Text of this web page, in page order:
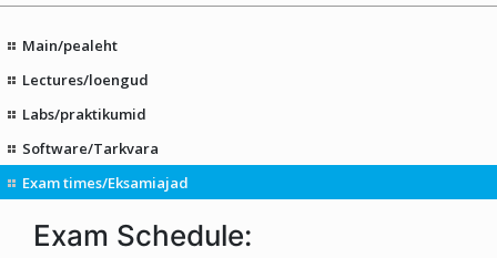
Main/pealeht
Lectures/loengud
Labs/praktikumid
Software/Tarkvara
Exam times/Eksamiajad
Exam Schedule: